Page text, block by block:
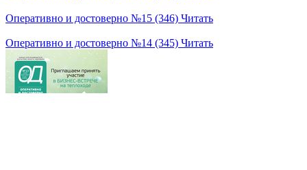
Оперативно и достоверно №15 (346) Читать
Оперативно и достоверно №14 (345) Читать